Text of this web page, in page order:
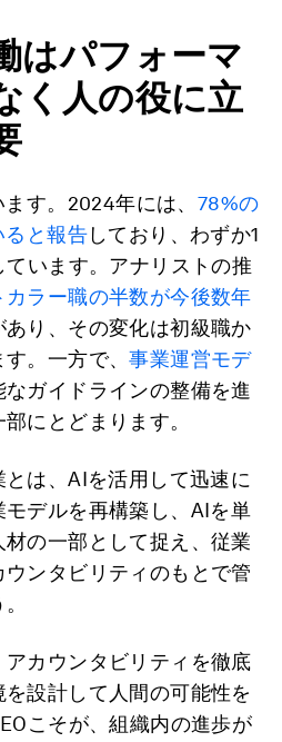
はパフォーマ
く人の役に立
す。2024年には、 78%の
ると報告しており、わずか1
います。アナリストの推
カラー職の半数が今後数年
あり、その変化は初級職か
す。一方で、事業運営モデ
ガイドラインの整備を進
にとどまります。
は、AIを活用して迅速に
デルを再構築し、AIを単
の一部として捉え、従業
ンタビリティのもとで管
カウンタビリティを徹底
設計して人間の可能性を
こそが、組織内の進歩が